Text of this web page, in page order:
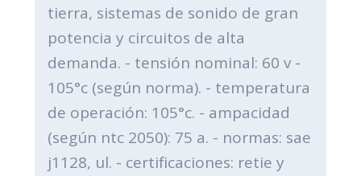
tierra, sistemas de sonido de gran
potencia y circuitos de alta
demanda. - tensión nominal: 60 v -
105°c (según norma). - temperatura
de operación: 105°c. - ampacidad
(según ntc 2050): 75 a. - normas: sae
j1128, ul. - certificaciones: retie y